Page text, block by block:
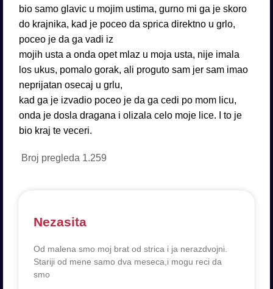
bio samo glavic u mojim ustima, gurno mi ga je skoro
do krajnika, kad je poceo da sprica direktno u grlo,
poceo je da ga vadi iz
mojih usta a onda opet mlaz u moja usta, nije imala
los ukus, pomalo gorak, ali proguto sam jer sam imao
neprijatan osecaj u grlu,
kad ga je izvadio poceo je da ga cedi po mom licu,
onda je dosla dragana i olizala celo moje lice. I to je
bio kraj te veceri.
Broj pregleda 1.259
Nezasita
Od malena smo moj brat od strica i ja nerazdvojni.
Stariji od mene samo dva meseca,i mogu reci da
smo